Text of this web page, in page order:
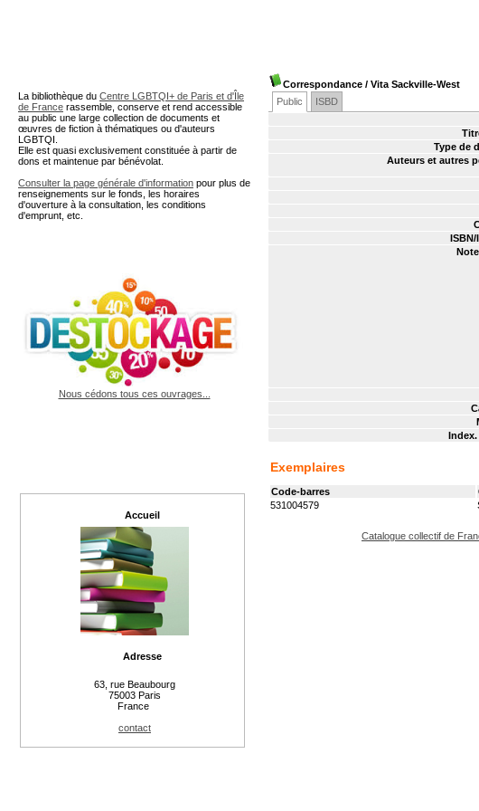
Correspondance / Vita Sackville-West
Public
ISBD
Type de
Auteurs et autres
ISBN/
Index.
Exemplaires
Code-barres
531004579
Catalogue collectif de
La bibliothèque du Centre LGBTQI+ de Paris et d'Île
de France rassemble, conserve et rend accessible
au public une large collection de documents et
œuvres de fiction à thématiques ou d'auteurs
LGBTQI.
Elle est quasi exclusivement constituée à partir de
dons et maintenue par bénévolat.
Consulter la page générale d'information pour plus de
renseignements sur le fonds, les horaires
d'ouverture à la consultation, les conditions
d'emprunt, etc.
Nous cédons tous ces ouvrages...
Accueil
Adresse
63, rue Beaubourg
75003 Paris
France
contact